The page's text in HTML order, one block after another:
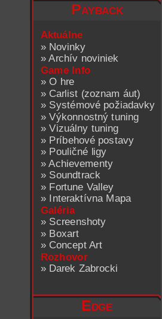
Payback
Aktuálne
» Novinky
»Archív noviniek
Game Info
»O hre
» Carlist (zoznam áut)
» Systémové požiadavky
»Výkonnostný tuning
»Vizuálny tuning
» Príbehové postavy
» Pouličné ligy
»Achievementy
» Soundtrack
» Fortune Valley
» Interaktívna Mapa
Galéria
» Screenshoty
» Boxart
» Concept Art
Rozhovor
» Darek Zabrocki
Edge